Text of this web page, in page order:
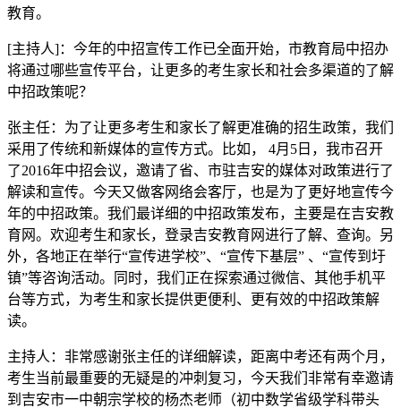
教育。
[主持人]：今年的中招宣传工作已全面开始，市教育局中招办
将通过哪些宣传平台，让更多的考生家长和社会多渠道的了解
中招政策呢？
张主任：为了让更多考生和家长了解更准确的招生政策，我们
采用了传统和新媒体的宣传方式。比如， 4月5日，我市召开
了2016年中招会议，邀请了省、市驻吉安的媒体对政策进行了
解读和宣传。今天又做客网络会客厅，也是为了更好地宣传今
年的中招政策。我们最详细的中招政策发布，主要是在吉安教
育网。欢迎考生和家长，登录吉安教育网进行了解、查询。另
外，各地正在举行“宣传进学校”、“宣传下基层” 、“宣传到圩
镇”等咨询活动。同时，我们正在探索通过微信、其他手机平
台等方式，为考生和家长提供更便利、更有效的中招政策解
读。
主持人：非常感谢张主任的详细解读，距离中考还有两个月，
考生当前最重要的无疑是的冲刺复习，今天我们非常有幸邀请
到吉安市一中朝宗学校的杨杰老师（初中数学省级学科带头